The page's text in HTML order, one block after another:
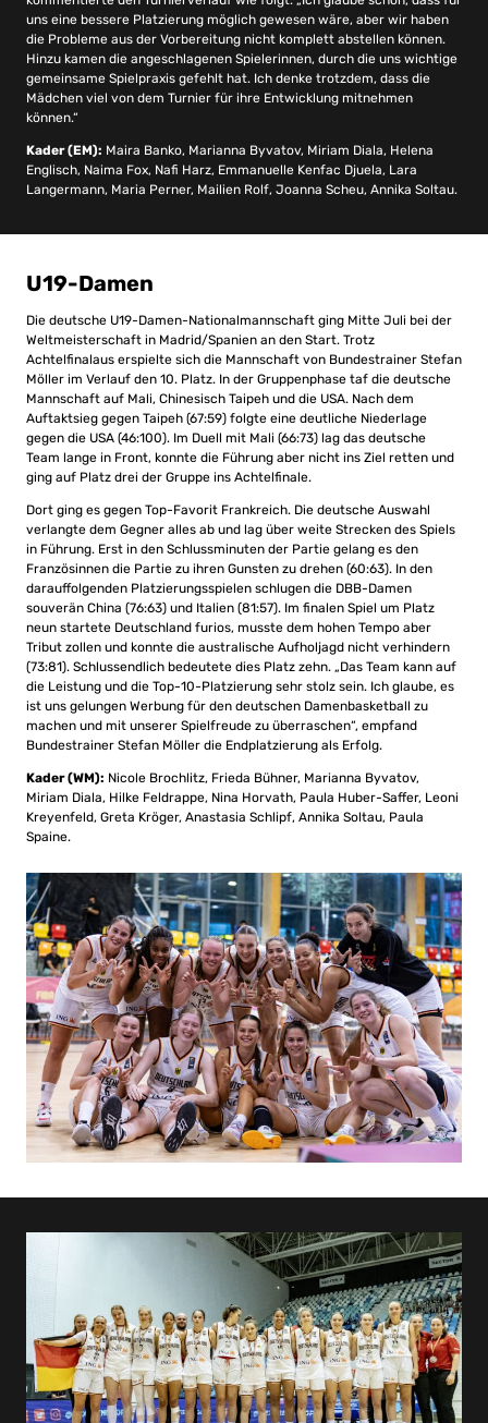
uns eine bessere Platzierung möglich gewesen wäre, aber wir haben
die Probleme aus der Vorbereitung nicht komplett abstellen können.
Hinzu kamen die angeschlagenen Spielerinnen, durch die uns wichtige
gemeinsame Spielpraxis gefehlt hat. Ich denke trotzdem, dass die
Mädchen viel von dem Turnier für ihre Entwicklung mitnehmen
können.“
Kader (EM): Maira Banko, Marianna Byvatov, Miriam Diala, Helena
Englisch, Naima Fox, Nafi Harz, Emmanuelle Kenfac Djuela, Lara
Langermann, Maria Perner, Mailien Rolf, Joanna Scheu, Annika Soltau.
U19-Damen
Die deutsche U19-Damen-Nationalmannschaft ging Mitte Juli bei der
Weltmeisterschaft in Madrid/Spanien an den Start. Trotz
Achtelfinalaus erspielte sich die Mannschaft von Bundestrainer Stefan
Möller im Verlauf den 10. Platz. In der Gruppenphase taf die deutsche
Mannschaft auf Mali, Chinesisch Taipeh und die USA. Nach dem
Auftaktsieg gegen Taipeh (67:59) folgte eine deutliche Niederlage
gegen die USA (46:100). Im Duell mit Mali (66:73) lag das deutsche
Team lange in Front, konnte die Führung aber nicht ins Ziel retten und
ging auf Platz drei der Gruppe ins Achtelfinale.
Dort ging es gegen Top-Favorit Frankreich. Die deutsche Auswahl
verlangte dem Gegner alles ab und lag über weite Strecken des Spiels
in Führung. Erst in den Schlussminuten der Partie gelang es den
Französinnen die Partie zu ihren Gunsten zu drehen (60:63). In den
darauffolgenden Platzierungsspielen schlugen die DBB-Damen
souverän China (76:63) und Italien (81:57). Im finalen Spiel um Platz
neun startete Deutschland furios, musste dem hohen Tempo aber
Tribut zollen und konnte die australische Aufholjagd nicht verhindern
(73:81). Schlussendlich bedeutete dies Platz zehn. „Das Team kann auf
die Leistung und die Top-10-Platzierung sehr stolz sein. Ich glaube, es
ist uns gelungen Werbung für den deutschen Damenbasketball zu
machen und mit unserer Spielfreude zu überraschen“, empfand
Bundestrainer Stefan Möller die Endplatzierung als Erfolg.
Kader (WM): Nicole Brochlitz, Frieda Bühner, Marianna Byvatov,
Miriam Diala, Hilke Feldrappe, Nina Horvath, Paula Huber-Saffer, Leoni
Kreyenfeld, Greta Kröger, Anastasia Schlipf, Annika Soltau, Paula
Spaine.